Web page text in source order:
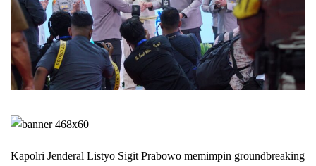
Kapolri Jenderal Listyo Sigit Prabowo memimpin groundbreaking